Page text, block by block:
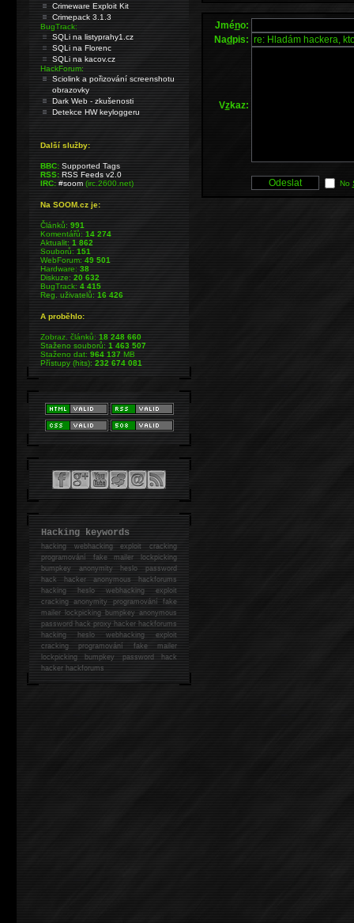
Jméno:
Nadpis:
Vzkaz:
No
Crimeware Exploit Kit
Crimepack 3.1.3
BugTrack:
SQLi na listyprahy1.cz
SQLi na Florenc
SQLi na kacov.cz
HackForum:
Sciolink a pořizování screenshotu
obrazovky
Dark Web - zkušenosti
Detekce HW keyloggeru
Další služby:
BBC: Supported Tags
RSS: RSS Feeds v2.0
IRC: #soom(irc.2600.net)
Na SOOM.cz je:
Článků:991
Komentářů:14 274
Aktualit:1 862
Souborů:151
WebForum:49 501
Hardware:38
Diskuze:20 632
BugTrack:4 415
Reg. uživatelů:16 426
A proběhlo:
Zobraz. článků:18 248 660
Staženo souborů:1 463 507
Staženo dat:964 137MB
Přístupy (hits):232 674 081
Hacking keywords
hackingwebhacking exploit cracking
programování fake mailer lockpicking
bumpkey anonymity heslo password
hackhacker anonymous hackforums
hackingheslo webhacking exploit
cracking anonymity programování fake
mailer lockpicking bumpkey anonymous
password hack proxy hacker hackforums
hacking heslo webhacking exploit
cracking programování fake mailer
lockpicking bumpkey password hack
hackerhackforums